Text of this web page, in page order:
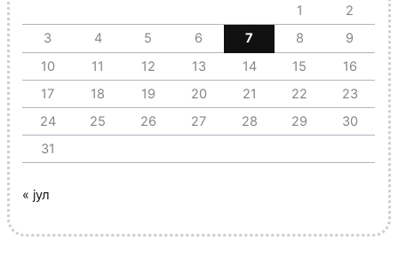
1
2
3
4 5 6 7 8
9
10
11 12 13 14 15
16
17
18 19 20 21 22
23
24
25 26 27 28 29
30
31
« јул